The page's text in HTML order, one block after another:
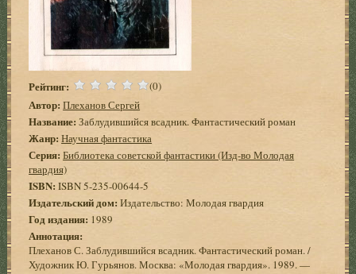
Рейтинг: (0)
Автор: Плеханов Сергей
Название: Заблудившийся всадник. Фантастический роман
Жанр: Научная фантастика
Серия: Библиотека советской фантастики (Изд-во Молодая
гвардия)
ISBN: ISBN 5-235-00644-5
Издательский дом: Издательство: Молодая гвардия
Год издания: 1989
Аннотация:
Плеханов С. Заблудившийся всадник. Фантастический роман. /
Художник Ю. Гурьянов. Москва: «Молодая гвардия». 1989. —